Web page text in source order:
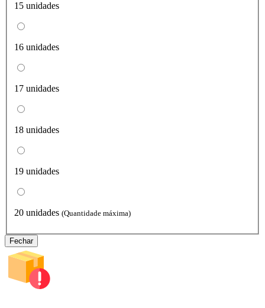
15 unidades
16 unidades
17 unidades
18 unidades
19 unidades
20 unidades (Quantidade máxima)
Fechar